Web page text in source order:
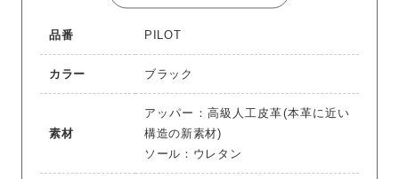
品番 PILOT
カラー ブラック
素材
アッパー：高級人工皮革(本革に近い
構造の新素材)
ソール：ウレタン